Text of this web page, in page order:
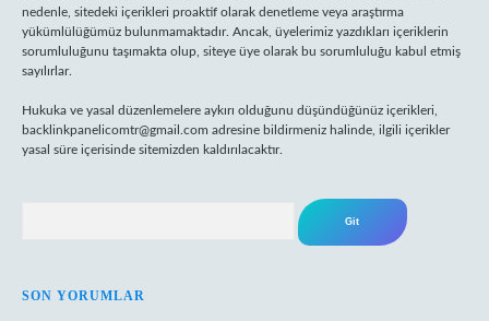
nedenle, sitedeki içerikleri proaktif olarak denetleme veya araştırma
yükümlülüğümüz bulunmamaktadır. Ancak, üyelerimiz yazdıkları içeriklerin
sorumluluğunu taşımakta olup, siteye üye olarak bu sorumluluğu kabul etmiş
sayılırlar.
Hukuka ve yasal düzenlemelere aykırı olduğunu düşündüğünüz içerikleri,
backlinkpanelicomtr@gmail.com adresine bildirmeniz halinde, ilgili içerikler
yasal süre içerisinde sitemizden kaldırılacaktır.
SON YORUMLAR